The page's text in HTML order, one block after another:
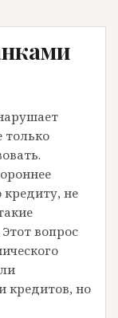
только
кредиту, не
вопрос
кредитов, но